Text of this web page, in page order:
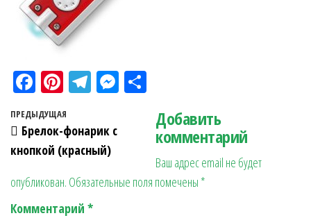
Fa
ce
bo
ok
Pi
nt
er
es
t
Te
gr
a
M
r
ра
в
ит
ь
Навигация по записям
Предыдущая запись
ПРЕДЫДУЩАЯ
Брелок-фонарик с
кнопкой (красный)
Добавить
комментарий
Ваш адрес email не будет
опубликован. Обязательные поля помечены *
Комментарий *